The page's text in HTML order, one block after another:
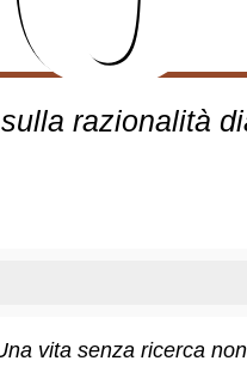
razionalità
vita senza ricerca